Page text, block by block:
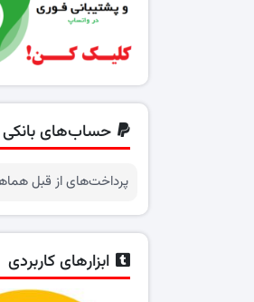
حساب‌های
پرداخت‌های از قبل
ابزارهای کاربردی